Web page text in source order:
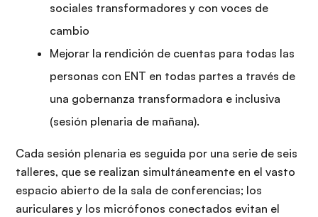
sociales transformadores y con voces de
cambio
Mejorar la rendición de cuentas para todas las
personas con ENT en todas partes a través de
una gobernanza transformadora e inclusiva
(sesión plenaria de mañana).
Cada sesión plenaria es seguida por una serie de seis
talleres, que se realizan simultáneamente en el vasto
espacio abierto de la sala de conferencias; los
auriculares y los micrófonos conectados evitan el